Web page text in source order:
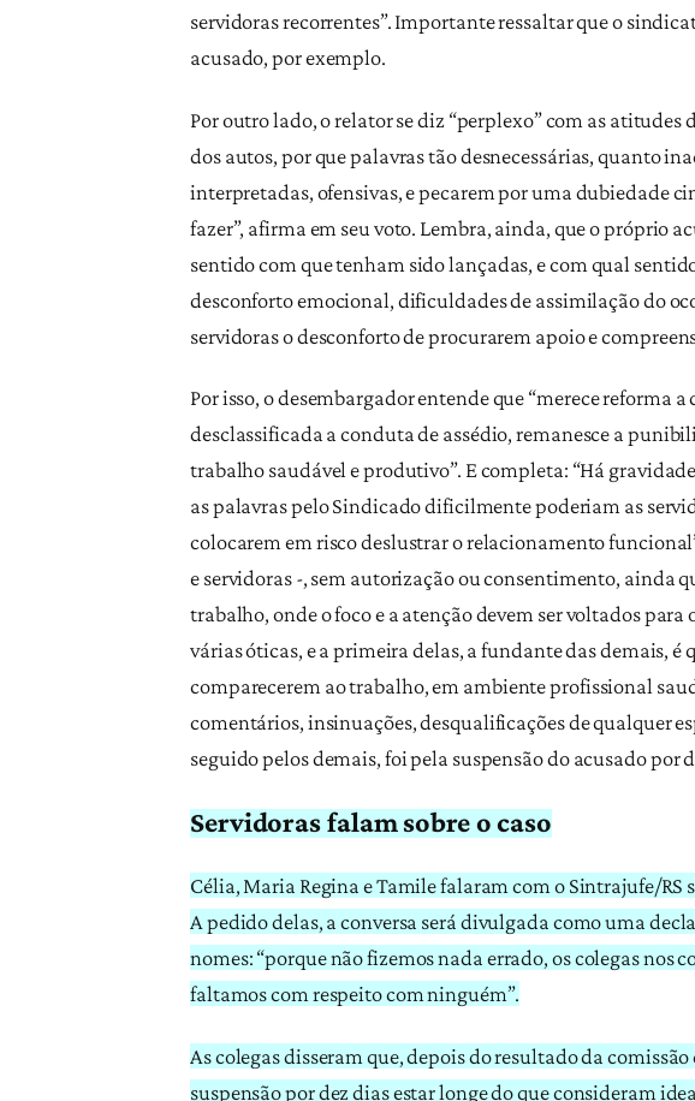
servidoras recorrentes”. Importante ressaltar que o
acusado, por exemplo.
Por outro lado, o relator se diz “perplexo” com as
dos autos, por que palavras tão desnecessárias, quanto
interpretadas, ofensivas, e pecarem por uma dubiedade
fazer”, afirma em seu voto. Lembra, ainda, que o próprio
sentido com que tenham sido lançadas, e com qual
desconforto emocional, dificuldades de assimilação do
servidoras o desconforto de procurarem apoio e
Por isso, o desembargador entende que “merece reforma
desclassificada a conduta de assédio, remanesce a
trabalho saudável e produtivo”. E completa: “Há
as palavras pelo Sindicado dificilmente poderiam as
colocarem em risco deslustrar o relacionamento
e servidoras -, sem autorização ou consentimento, ainda
trabalho, onde o foco e a atenção devem ser voltados
várias óticas, e a primeira delas, a fundante das demais,
comparecerem ao trabalho, em ambiente profissional
comentários, insinuações, desqualificações de qualquer
seguido pelos demais, foi pela suspensão do acusado por
Servidoras falam sobre o caso
Célia, Maria Regina e Tamile falaram com o Sintrajufe/RS
A pedido delas, a conversa será divulgada como uma
nomes: “porque não fizemos nada errado, os colegas nos
faltamos com respeito com ninguém”.
As colegas disseram que, depois do resultado da
suspensão por dez dias estar longe do que consideram